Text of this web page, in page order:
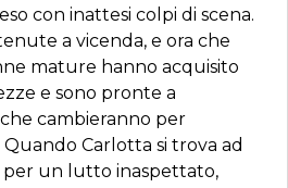
con inattesi colpi di scena.
a vicenda, e ora che
mature hanno acquisito
e sono pronte a
cambieranno per
Carlotta si trova ad
un lutto inaspettato,